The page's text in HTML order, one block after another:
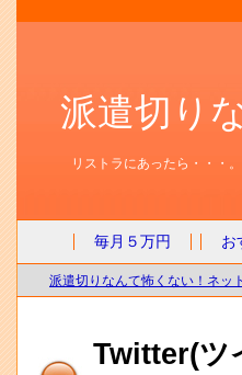
派遣切り
リストラにあったら・・・
毎月５万円 お
派遣切りなんて怖くない！ネッ
Twitter(ツ